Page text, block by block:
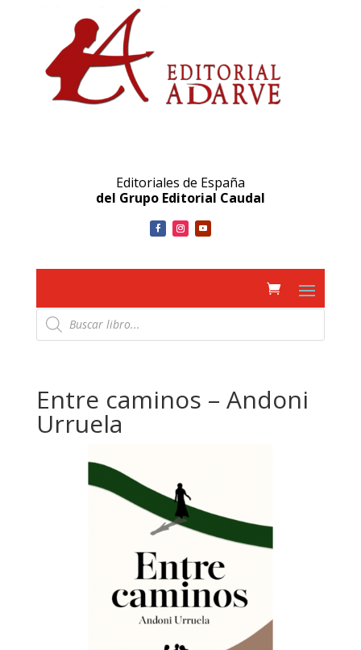
Editoriales de España
del Grupo Editorial Caudal
Búsqueda
de
productos
Entre caminos – Andoni
Urruela